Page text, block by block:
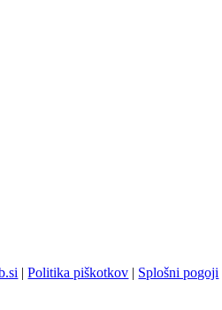
|Politika piškotkov | Splošni pogoji